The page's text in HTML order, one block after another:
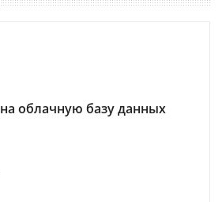
облачную базу данных